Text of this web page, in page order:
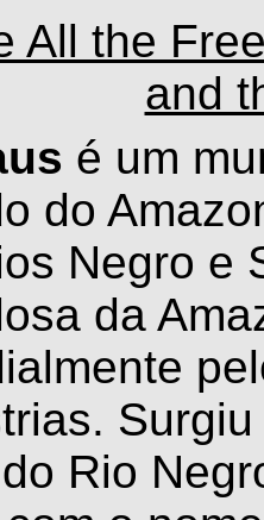
All the
and
é um
do
Negro e
da
Rio